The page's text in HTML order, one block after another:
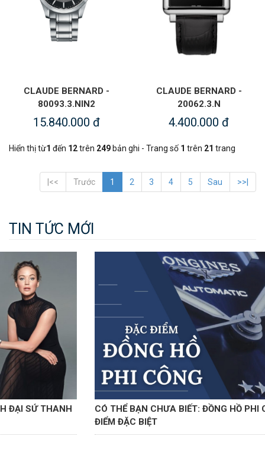
CLAUDE BERNARD -
80093.3.NIN2
15.840.000 đ
CLAUDE BERNARD -
20062.3.N
4.400.000 đ
Hiển thị từ1 đến 12trên 249 bản ghi - Trang số 1 trên 21 trang
|<< Trước 1 2 3 4 5 Sau >>|
TIN TỨC MỚI
CÓ THỂ BẠN CHƯA BIẾT: ĐỒNG HỒ PHI CÔNG VÀ NHỮNG